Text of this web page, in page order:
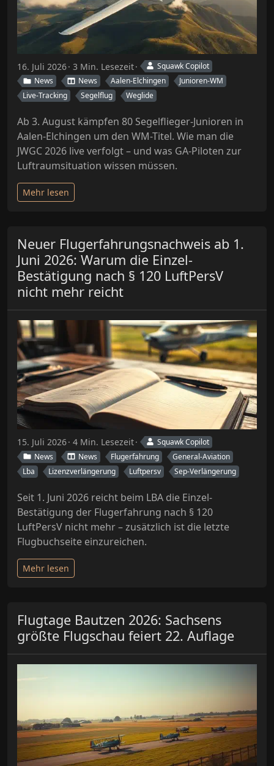
16. Juli 2026 3 Min. Lesezeit
Squawk Copilot
News
News Aalen-Elchingen
Junioren-WM
Live-Tracking
Segelflug Weglide
Ab 3. August kämpfen 80 Segelflieger-Junioren in
Aalen-Elchingen um den WM-Titel. Wie man die
JWGC 2026 live verfolgt – und was GA-Piloten zur
Luftraumsituation wissen müssen.
Mehr lesen
Neuer Flugerfahrungsnachweis ab 1.
Juni 2026: Warum die Einzel-
Bestätigung nach § 120 LuftPersV
nicht mehr reicht
15. Juli 2026 4 Min. Lesezeit
Squawk Copilot
News
News Flugerfahrung
General-Aviation
Lba
Lizenzverlängerung Luftpersv Sep-Verlängerung
Seit 1. Juni 2026 reicht beim LBA die Einzel-
Bestätigung der Flugerfahrung nach § 120
LuftPersV nicht mehr – zusätzlich ist die letzte
Flugbuchseite einzureichen.
Mehr lesen
Flugtage Bautzen 2026: Sachsens
größte Flugschau feiert 22. Auflage